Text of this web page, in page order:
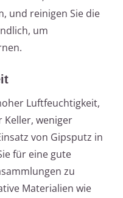
und reinigen Sie die
um
Luftfeuchtigkeit,
Keller, weniger
von Gipsputz in
für eine gute
zu
Materialien wie